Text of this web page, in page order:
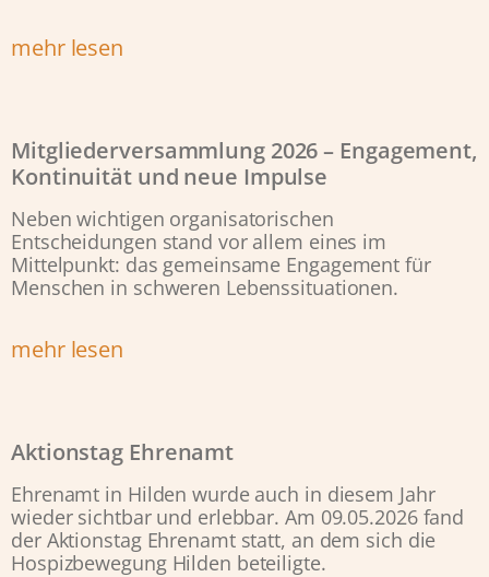
mehr lesen
Mitgliederversammlung 2026 – Engagement,
Kontinuität und neue Impulse
Neben wichtigen organisatorischen
Entscheidungen stand vor allem eines im
Mittelpunkt: das gemeinsame Engagement für
Menschen in schweren Lebenssituationen.
mehr lesen
Aktionstag Ehrenamt
Ehrenamt in Hilden wurde auch in diesem Jahr
wieder sichtbar und erlebbar. Am 09.05.2026 fand
der Aktionstag Ehrenamt statt, an dem sich die
Hospizbewegung Hilden beteiligte.